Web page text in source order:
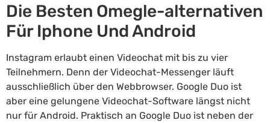
Die Besten Omegle-alternativen
Für Iphone Und Android
Instagram erlaubt einen Videochat mit bis zu vier
Teilnehmern. Denn der Videochat-Messenger läuft
ausschließlich über den Webbrowser. Google Duo ist
aber eine gelungene Videochat-Software längst nicht
nur für Android. Praktisch an Google Duo ist neben der